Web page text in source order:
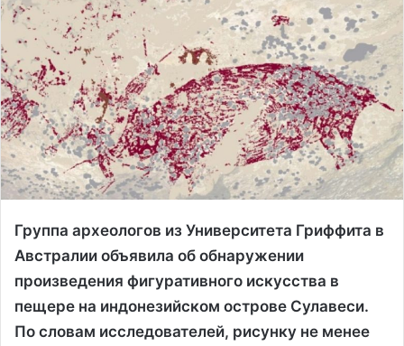
Группа археологов из Университета Гриффита в
Австралии объявила об обнаружении
произведения фигуративного искусства в
пещере на индонезийском острове Сулавеси.
По словам исследователей, рисунку не менее